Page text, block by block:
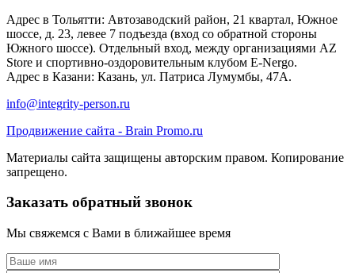
Адрес в Тольятти: Автозаводский район, 21 квартал, Южное
шоссе, д. 23, левее 7 подъезда (вход со обратной стороны
Южного шоссе). Отдельный вход, между организациями AZ
Store и спортивно-оздоровительным клубом E-Nergo.
Адрес в Казани: Казань, ул. Патриса Лумумбы, 47А.
info@integrity-person.ru
Продвижение сайта - Brain Promo.ru
Материалы сайта защищены авторским правом. Копирование
запрещено.
Заказать обратный звонок
Мы свяжемся с Вами в ближайшее время